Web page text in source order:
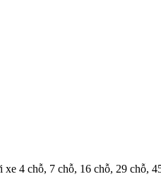
4 chỗ, 7 chỗ, 16 chỗ, 29 chỗ,